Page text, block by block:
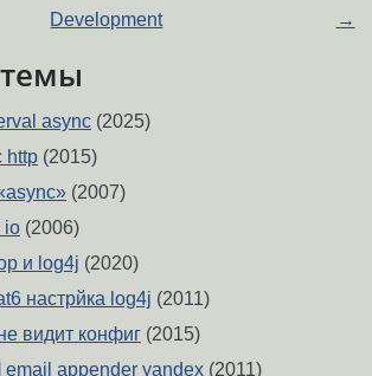
Development →
async (2025)
http (2015)
(2007)
io (2006)
и log4j (2020)
настрйка log4j (2011)
видит конфиг (2015)
email appender yandex (2011)